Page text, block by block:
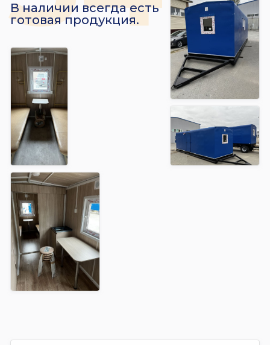
В наличии всегда есть
готовая продукция.